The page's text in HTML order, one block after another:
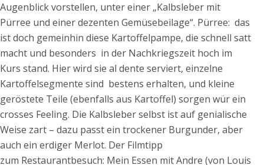
Augenblick vorstellen, unter einer „Kalbsleber mit
Pürree und einer dezenten Gemüsebeilage“. Pürree: das
ist doch gemeinhin diese Kartoffelpampe, die schnell satt
macht und besonders in der Nachkriegszeit hoch im
Kurs stand. Hier wird sie al dente serviert, einzelne
Kartoffelsegmente sind bestens erhalten, und kleine
geröstete Teile (ebenfalls aus Kartoffel) sorgen wür ein
crosses Feeling. Die Kalbsleber selbst ist auf genialische
Weise zart – dazu passt ein trockener Burgunder, aber
auch ein erdiger Merlot. Der Filmtipp
zum Restaurantbesuch: Mein Essen mit Andre (von Louis